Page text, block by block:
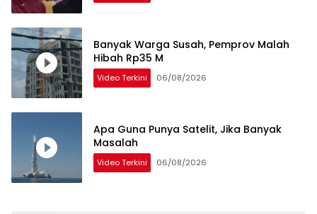
Banyak Warga Susah, Pemprov Malah
Hibah Rp35 M
Video Terkini 06/08/2026
Apa Guna Punya Satelit, Jika Banyak
Masalah
Video Terkini 06/08/2026